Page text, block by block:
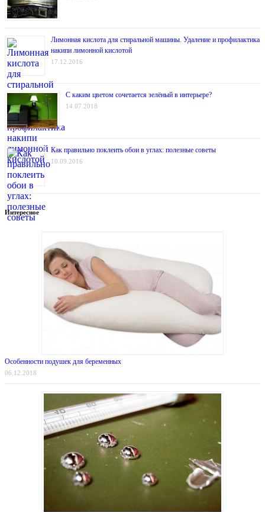
Лимонная кислота для стиральной машины. Удаление и профилактика
накипи лимонной кислотой
17.12.2016
С каким цветом сочетается зелёный в интерьере?
14.07.2018
Как правильно поклеить обои в углах: полезные советы
10.09.2016
Интересное
Особенности подушек для беременных
06.12.2018